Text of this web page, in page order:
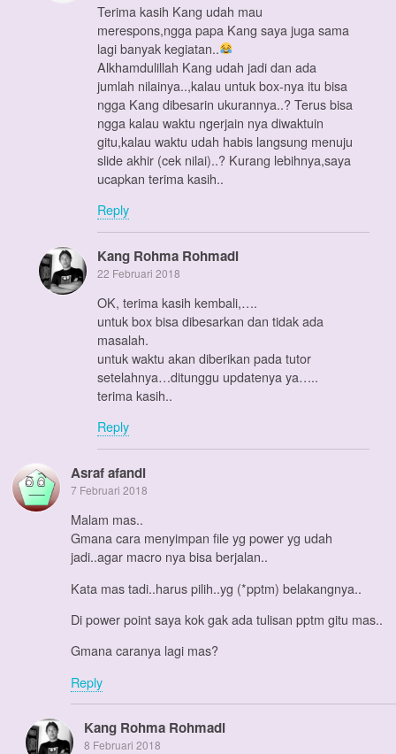
Terima kasih Kang udah mau
merespons,ngga papa Kang saya juga sama
lagi banyak kegiatan..
Alkhamdulillah Kang udah jadi dan ada
jumlah nilainya..,kalau untuk box-nya itu bisa
ngga Kang dibesarin ukurannya..? Terus bisa
ngga kalau waktu ngerjain nya diwaktuin
gitu,kalau waktu udah habis langsung menuju
slide akhir (cek nilai)..? Kurang lebihnya,saya
ucapkan terima kasih..
Reply
Kang Rohma Rohmadi
22 Februari 2018
OK, terima kasih kembali,….
untuk box bisa dibesarkan dan tidak ada
masalah.
untuk waktu akan diberikan pada tutor
setelahnya…ditunggu updatenya ya…..
terima kasih..
Reply
Asraf afandi
7 Februari 2018
Malam mas..
Gmana cara menyimpan file yg power yg udah
jadi..agar macro nya bisa berjalan..
Kata mas tadi..harus pilih..yg (*pptm) belakangnya..
Di power point saya kok gak ada tulisan pptm gitu mas..
Gmana caranya lagi mas?
Reply
Kang Rohma Rohmadi
8 Februari 2018